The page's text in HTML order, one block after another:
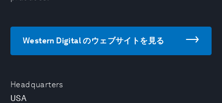
Headquarters
USA
Western Digital のウェブサイトを見る